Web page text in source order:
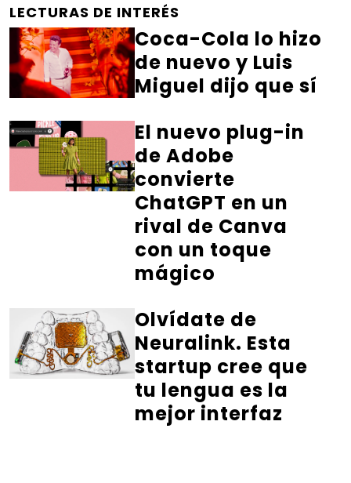
LECTURAS DE INTERÉS
Coca-Cola lo hizo
de nuevo y Luis
Miguel dijo que sí
El nuevo plug-in
de Adobe
convierte
ChatGPT en un
rival de Canva
con un toque
mágico
Olvídate de
Neuralink. Esta
startup cree que
tu lengua es la
mejor interfaz